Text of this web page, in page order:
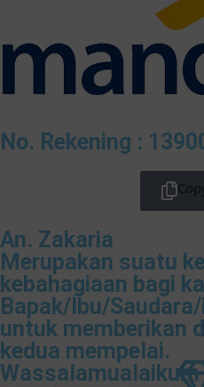
No. Rekening :
An. Zakaria
Merupakan suatu
kebahagiaan bagi
Bapak/Ibu/
untuk memberikan
kedua mempelai.
Wassalamualaikum